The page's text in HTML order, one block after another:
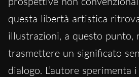
questa libertà artistica
illustrazioni, a questo punto,
trasmettere un significato
dialogo. L’autore sperimenta